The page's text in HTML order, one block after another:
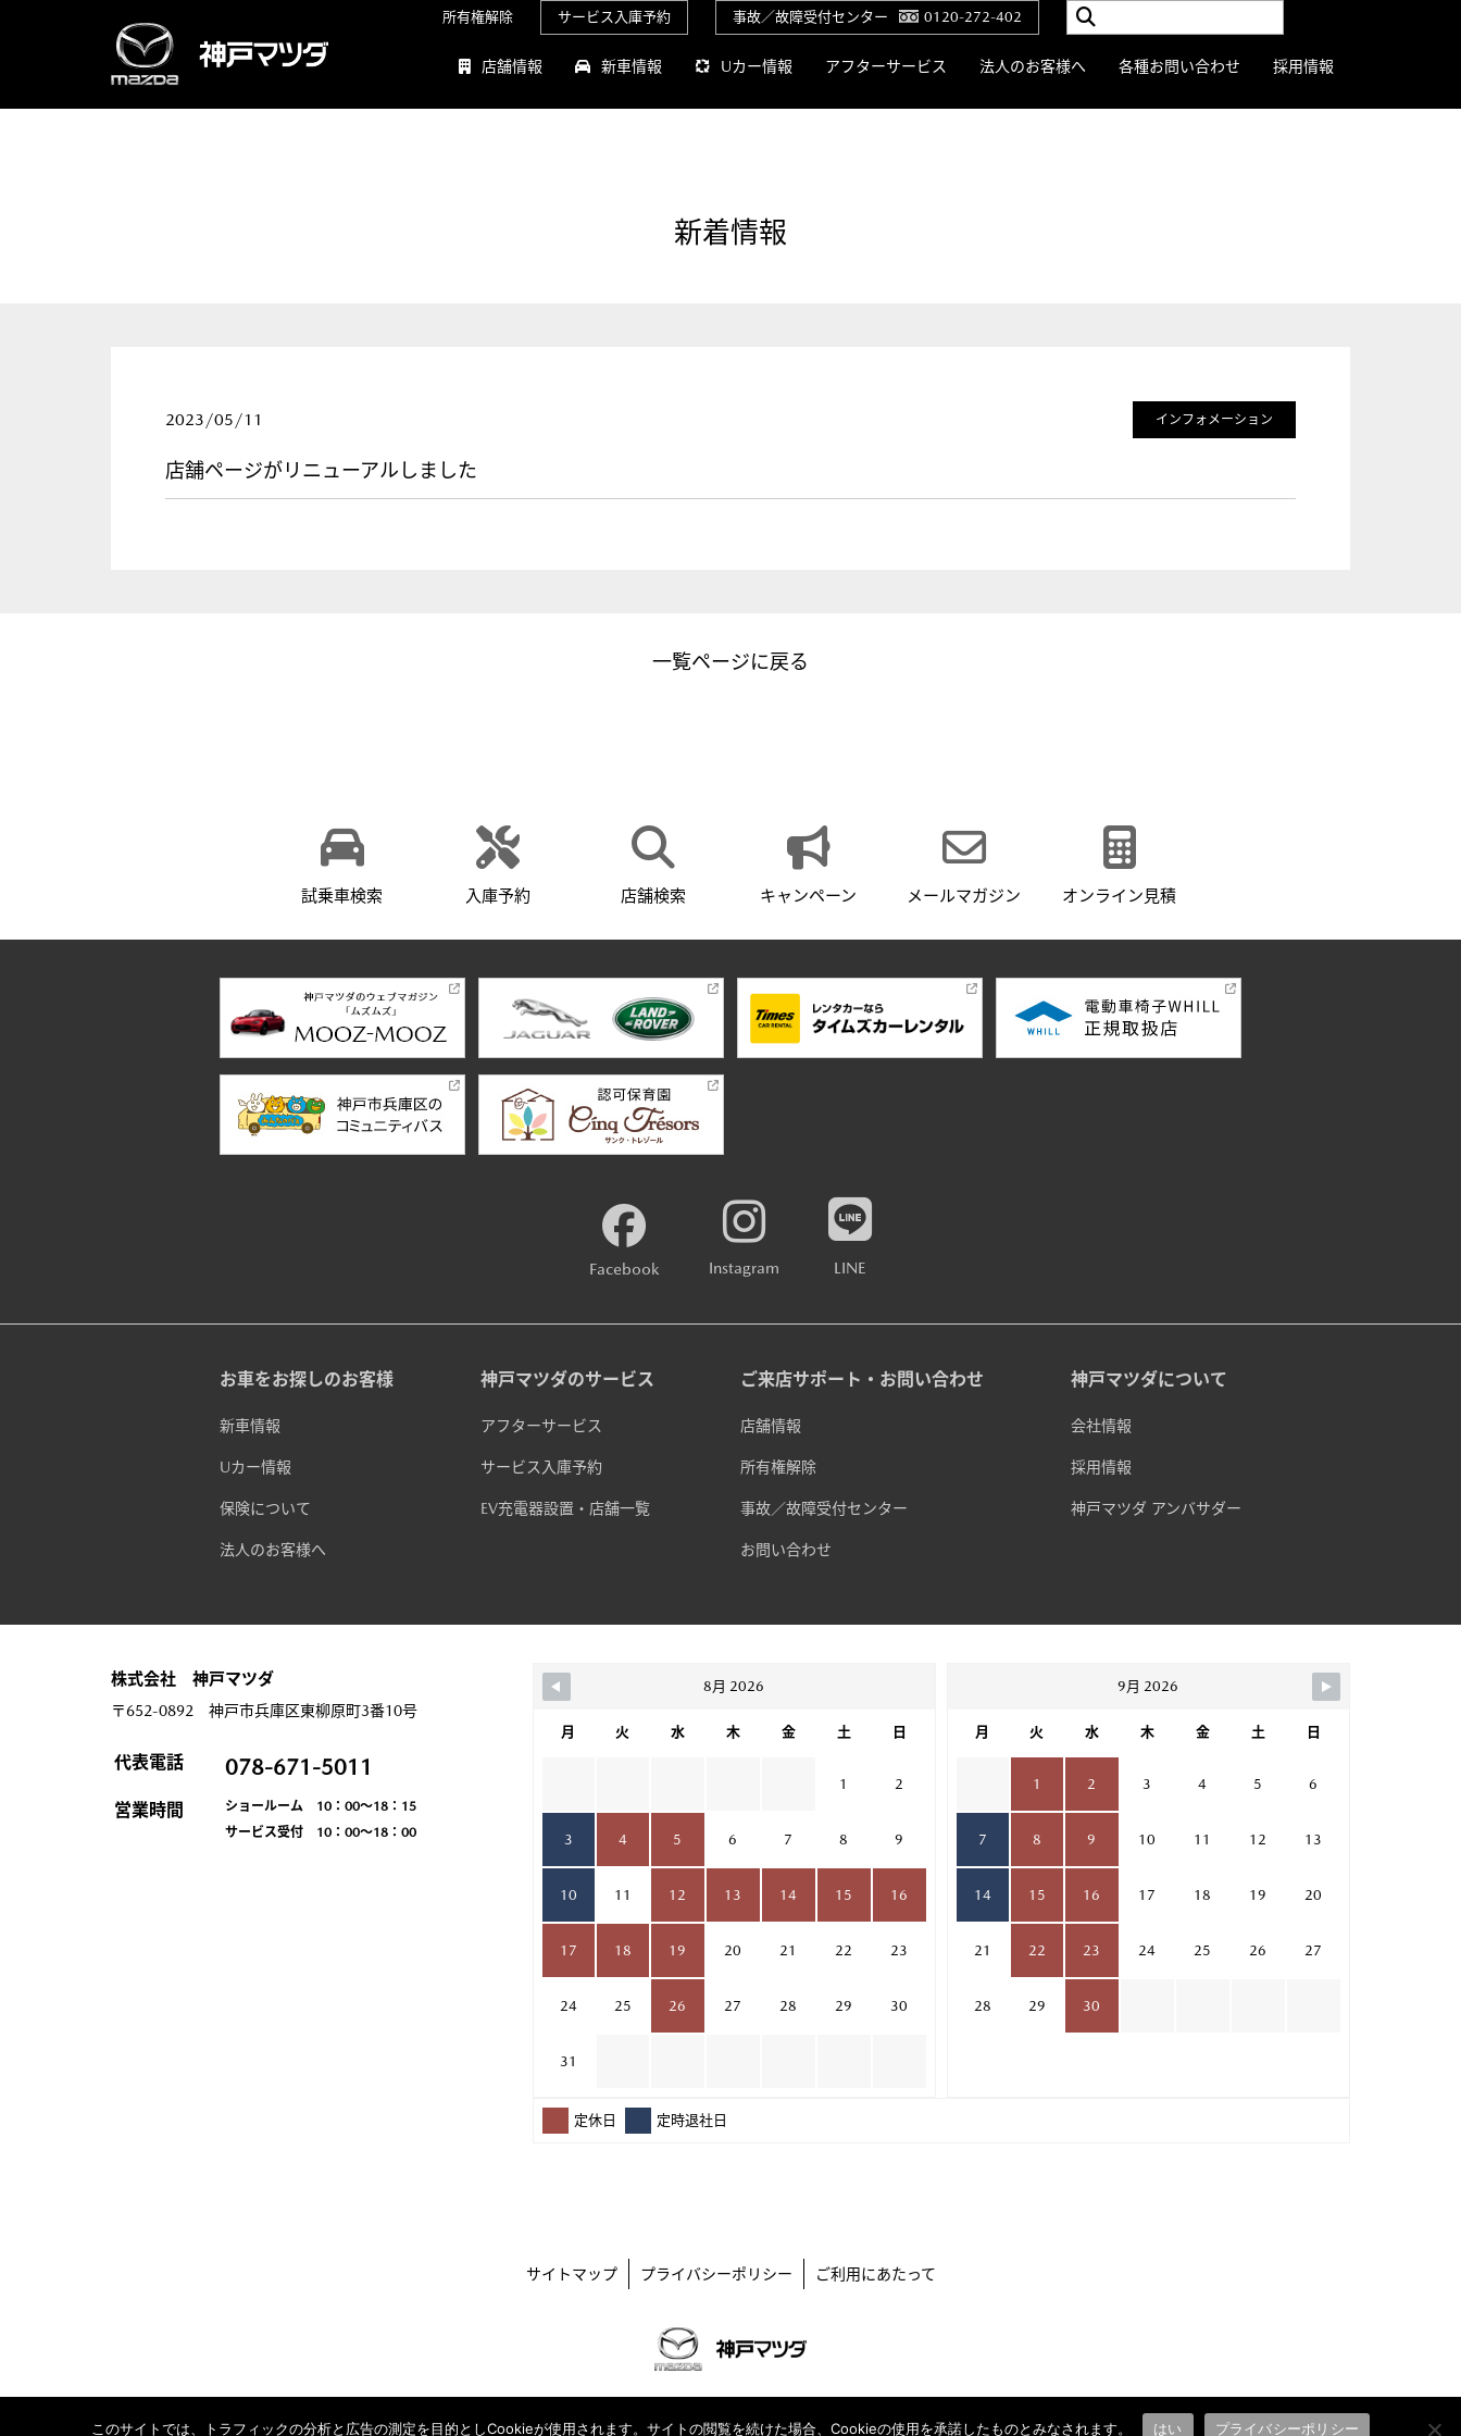
所有権解除 サービス入庫予約 事故／故障受付センター 0120-272-402
店舗情報 新車情報 Uカー情報 アフターサービス 法人のお客様へ 各種お問い合わせ 採用情報
新着情報
2023/05/11 インフォメーション
店舗ページがリニューアルしました
一覧ページに戻る
試乗車検索 入庫予約 店舗検索 キャンペーン メールマガジン オンライン見積
Facebook Instagram LINE
お車をお探しのお客様
新車情報
Uカー情報
保険について
法人のお客様へ
神戸マツダのサービス
アフターサービス
サービス入庫予約
EV充電器設置・店舗一覧
ご来店サポート・お問い合わせ
店舗情報
所有権解除
事故／故障受付センター
お問い合わせ
神戸マツダについて
会社情報
採用情報
神戸マツダ アンバサダー
株式会社 神戸マツダ
〒652-0892 神戸市兵庫区東柳原町3番10号
代表電話 078-671-5011
営業時間
ショールーム 10：00～18：15
サービス受付 10：00～18：00
8月 2026
月 火 水 木 金 土 日
1 2
3 4 5 6 7 8 9
10 11 12 13 14 15 16
17 18 19 20 21 22 23
24 25 26 27 28 29 30
31
9月 2026
月 火 水 木 金 土 日
1 2 3 4 5 6
7 8 9 10 11 12 13
14 15 16 17 18 19 20
21 22 23 24 25 26 27
28 29 30
定休日 定時退社日
サイトマップ プライバシーポリシー ご利用にあたって
このサイトでは、トラフィックの分析と広告の測定を目的としCookieが使用されます。サイトの閲覧を続けた場合、Cookieの使用を承諾したものとみなされます。 はい プライバシーポリシー